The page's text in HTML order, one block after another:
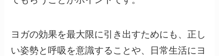
ヨガの効果を最大限に引き出すためにも、正し
い姿勢と呼吸を意識することや、日常生活にヨ